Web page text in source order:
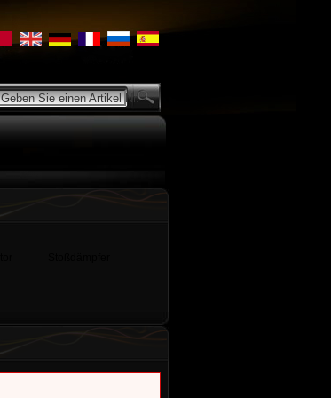
Geben Sie einen Artikel Nr.